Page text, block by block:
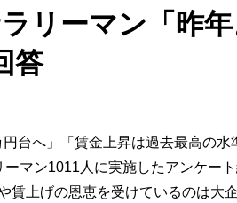
リーマン「昨
答
円台へ」「賃金上昇は過去最高の
マン1011人に実施したアンケー
賃上げの恩恵を受けているのは大